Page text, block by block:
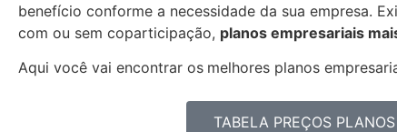
benefício conforme a necessidade da sua empresa.
com ou sem coparticipação, planos empresariais
Aqui você vai encontrar os melhores planos
TABELA PREÇOS